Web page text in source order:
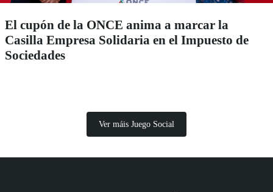
El cupón de la ONCE anima a marcar la
Casilla Empresa Solidaria en el Impuesto de
Sociedades
Ver máis Juego Social